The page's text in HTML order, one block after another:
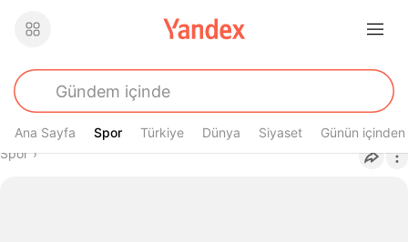
Ana Sayfa Spor
Spor Türkiye Dünya Siyaset Günün içinden
Buradasın
Spor›